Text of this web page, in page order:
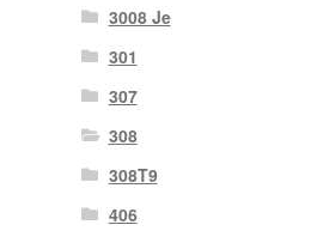
3008 Je
301
307
308
308T9
406